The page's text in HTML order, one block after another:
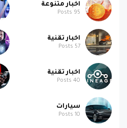
اخبار متنوعة
95
اخبار تقنية
57
اخبار تقنية
40
سيارات
10